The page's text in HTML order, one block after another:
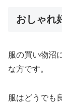
おしゃれ
服の買い物沼
な方です。
服はどうでも